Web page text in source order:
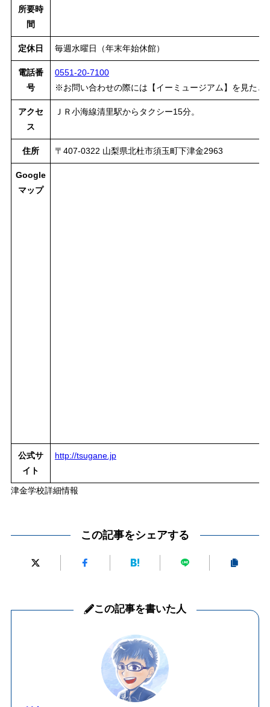
所要時
間
定休日 毎週水曜日（年末年始休館）
電話番
号
0551-20-7100
※お問い合わせの際には【イーミュージアム】を見たと
アクセ
ス
ＪＲ小海線清里駅からタクシー15分。
住所 〒407-0322 山梨県北杜市須玉町下津金2963
Google
マップ
公式サ
イト
http://tsugane.jp
津金学校詳細情報
この記事をシェアする
この記事を書いた人